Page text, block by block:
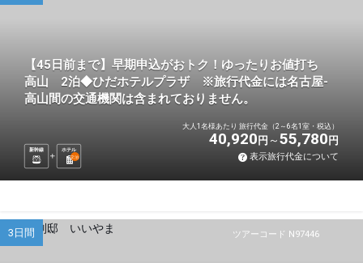
【45日前まで】早期申込がおトク！ゆったりお値打ち
高山 2泊◆ひだホテルプラザ ※旅行代金には名古屋-
高山間の交通機関は含まれておりません。
新幹線
ホテル
2泊
大人1名様あたり 旅行代金（2～6名1室・税込）
40,920 円 55,780 円
表示旅行代金について
ツアーコード N97446
3日間